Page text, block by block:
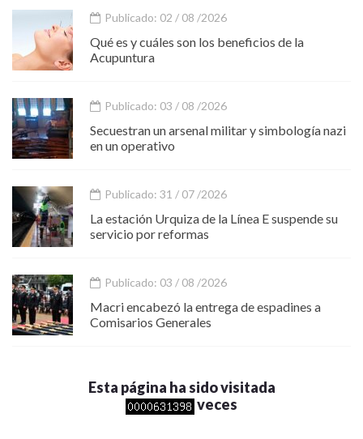
Publicado: 02 / 08 /2026
Qué es y cuáles son los beneficios de la
Acupuntura
Publicado: 03 / 08 /2026
Secuestran un arsenal militar y simbología nazi
en un operativo
Publicado: 31 / 07 /2026
La estación Urquiza de la Línea E suspende su
servicio por reformas
Publicado: 03 / 08 /2026
Macri encabezó la entrega de espadines a
Comisarios Generales
Esta página ha sido visitada
veces